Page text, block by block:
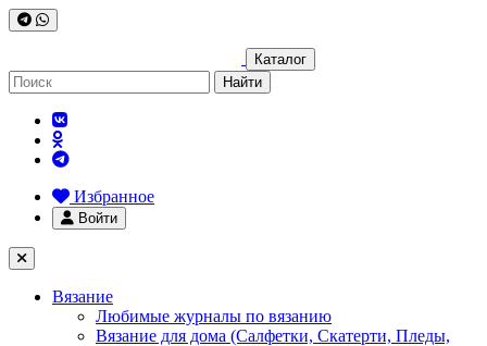
Каталог
Найти
Избранное
Войти
Вязание
Любимые журналы по вязанию
Вязание для дома (Салфетки, Скатерти, Пледы,